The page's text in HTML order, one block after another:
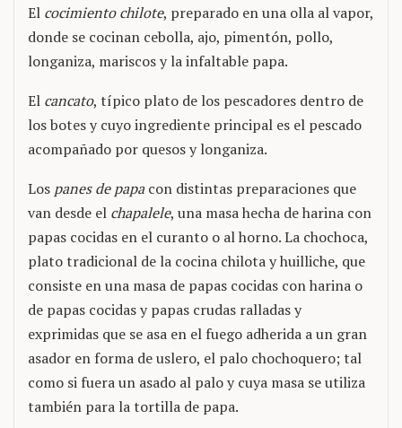
El cocimiento chilote, preparado en una olla al vapor,
donde se cocinan cebolla, ajo, pimentón, pollo,
longaniza, mariscos y la infaltable papa.
El cancato, típico plato de los pescadores dentro de
los botes y cuyo ingrediente principal es el pescado
acompañado por quesos y longaniza.
Los panes de papacon distintas preparaciones que
van desde el chapalele, una masa hecha de harina con
papas cocidas en el curanto o al horno. La chochoca,
plato tradicional de la cocina chilota y huilliche, que
consiste en una masa de papas cocidas con harina o
de papas cocidas y papas crudas ralladas y
exprimidas que se asa en el fuego adherida a un gran
asador en forma de uslero, el palo chochoquero; tal
como si fuera un asado al palo y cuya masa se utiliza
también para la tortilla de papa.